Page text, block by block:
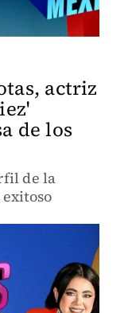
actriz
de los
de la